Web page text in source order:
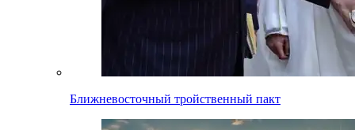
Ближневосточный тройственный пакт